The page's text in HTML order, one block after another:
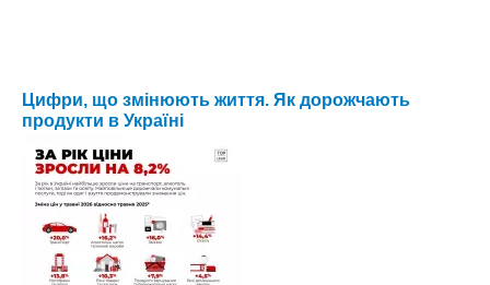
Цифри, що змінюють життя. Як дорожчають
продукти в Україні